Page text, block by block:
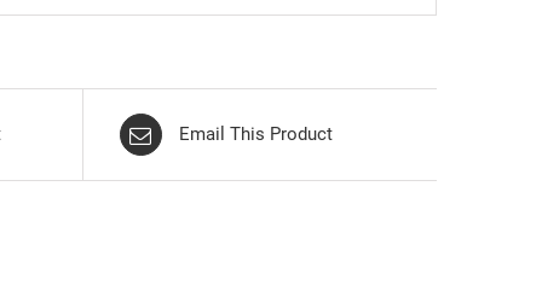
Email This Product